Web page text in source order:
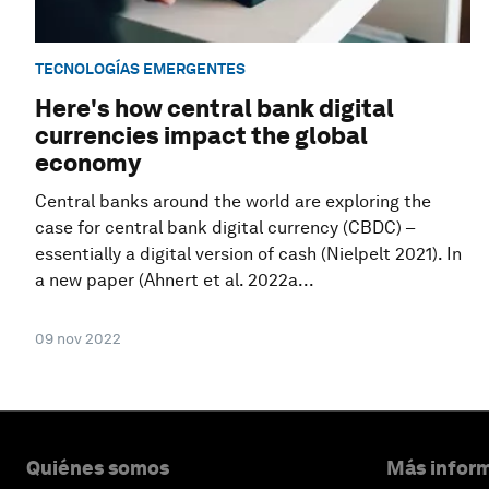
TECNOLOGÍAS EMERGENTES
Here's how central bank digital
currencies impact the global
economy
Central banks around the world are exploring the
case for central bank digital currency (CBDC) –
essentially a digital version of cash (Nielpelt 2021). In
a new paper (Ahnert et al. 2022a...
09 nov 2022
Quiénes somos Más